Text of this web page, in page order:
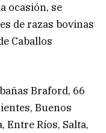
ocasión, se
de razas bovinas
Caballos
Braford, 66
Buenos
Entre Ríos, Salta,